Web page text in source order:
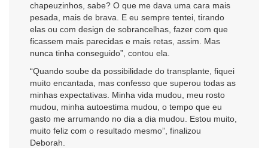
chapeuzinhos, sabe? O que me dava uma cara mais
pesada, mais de brava. E eu sempre tentei, tirando
elas ou com design de sobrancelhas, fazer com que
ficassem mais parecidas e mais retas, assim. Mas
nunca tinha conseguido”, contou ela.
“Quando soube da possibilidade do transplante, fiquei
muito encantada, mas confesso que superou todas as
minhas expectativas. Minha vida mudou, meu rosto
mudou, minha autoestima mudou, o tempo que eu
gasto me arrumando no dia a dia mudou. Estou muito,
muito feliz com o resultado mesmo”, finalizou
Deborah.